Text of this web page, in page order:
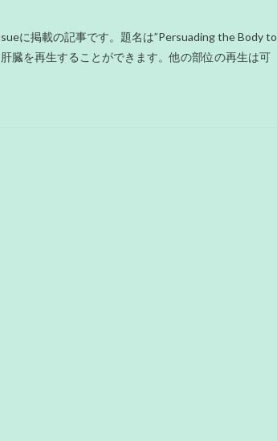
に掲載の記事です。題名は”Persuading the Body to
臓を再生することができます。他の部位の再生は可